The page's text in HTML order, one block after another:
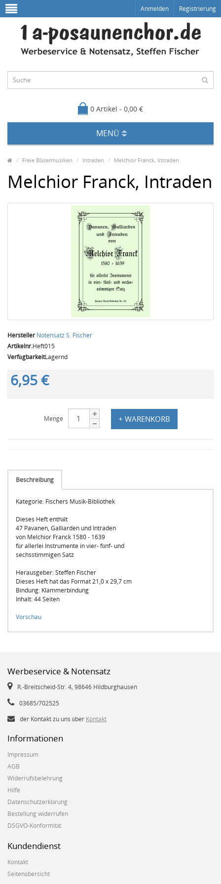
Anmelden Registrierung
0 Artikel - 0,00 €
MENÜ
Freie Bläsermusiken Intraden Melchior Franck, Intraden
Melchior Franck, Intraden
Hersteller Notensatz S. Fischer
Artikelnr.Heft015
VerfügbarkeitLagernd
6,95 €
Menge + WARENKORB
Beschreibung
Kategorie: Fischers Musik-Bibliothek
Dieses Heft enthält
47 Pavanen, Galliarden und Intraden
von Melchior Franck 1580 - 1639
für allerlei Instrumente in vier- fünf- und
sechsstimmigen Satz
Herausgeber:Steffen Fischer
Dieses Heft hat das Format 21,0 x 29,7 cm
Bindung: Klammerbindung
Inhalt: 44 Seiten
Vorschau
Werbeservice & Notensatz
R.-Breitscheid-Str. 4, 98646 Hildburghausen
03685/702525
der Kontakt zu uns über Kontakt
Informationen
Impressum
AGB
Widerrufsbelehrung
Hilfe
Datenschutzerklärung
Bestellung widerrufen
DSGVO-Konformität
Kundendienst
Kontakt
Seitenübersicht